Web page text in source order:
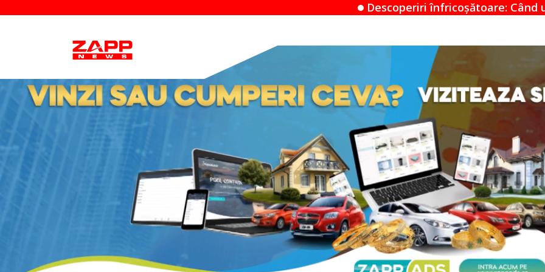
Descoperiri înfricoșătoare: Când un Airbnb devine un